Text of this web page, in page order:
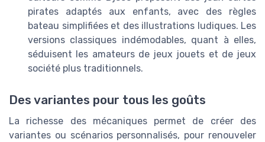
pirates adaptés aux enfants, avec des règles
bateau simplifiées et des illustrations ludiques. Les
versions classiques indémodables, quant à elles,
séduisent les amateurs de jeux jouets et de jeux
société plus traditionnels.
Des variantes pour tous les goûts
La richesse des mécaniques permet de créer des
variantes ou scénarios personnalisés, pour renouveler